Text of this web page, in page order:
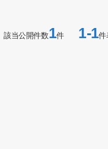
該当公開件数1件1-1件